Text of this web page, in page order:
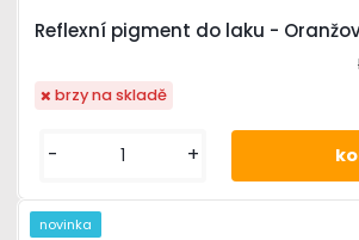
Reflexní pigment do laku -
brzy na skladě
- +
novinka